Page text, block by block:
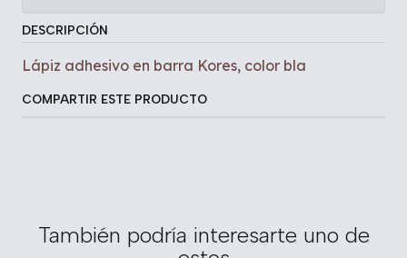
DESCRIPCIÓN
Lápiz adhesivo en barra Kores, color bla
COMPARTIR ESTE PRODUCTO
También podría interesarte uno de